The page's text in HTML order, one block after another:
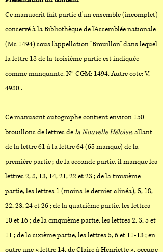
Ce manuscrit fait partie d'un ensemble (incomplet)
conservé à la Bibliothèque de l'Assemblée nationale
(Ms 1494) sous l'appellation "Brouillon" dans lequel
la lettre 18 de la troisième partie est indiquée
comme manquante. N° CGM: 1494. Autre cote: V,
4980 .
Ce manuscrit autographe contient environ 150
brouillons de lettres dela Nouvelle Héloïse, allant
de la lettre 61 à la lettre 64 (65 manque) de la
première partie ; de la seconde partie, il manque les
lettres 2, 8, 13, 14, 21, 22 et 23 ; de la troisième
partie, les lettres 1 (moins le dernier alinéa), 5, 18,
22, 23, 24 et 26 ; de la quatrième partie, les lettres
10 et 16 ; de la cinquième partie, les lettres 2, 3, 5 et
11 ; de la sixième partie, les lettres 5, 6 et 11-13 ; en